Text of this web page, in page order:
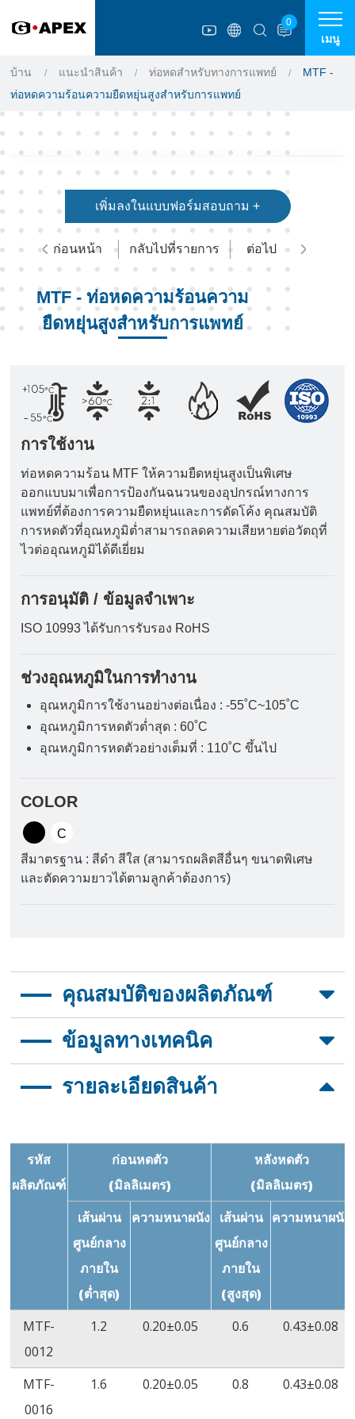
เมนู
0
บ้าน แนะนำสินค้า ท่อหดสำหรับทางการแพทย์
MTF -
ท่อหดความร้อนความยืดหยุ่นสูงสำหรับการแพทย์
เพิ่มลงในแบบฟอร์มสอบถาม +
ก่อนหน้า กลับไปที่รายการ ต่อไป
MTF - ท่อหดความร้อนความ
ยืดหยุ่นสูงสำหรับการแพทย์
การใช้งาน
ท่อหดความร้อน MTF ให้ความยืดหยุ่นสูงเป็นพิเศษ
ออกแบบมาเพื่อการป้องกันฉนวนของอุปกรณ์ทางการ
แพทย์ที่ต้องการความยืดหยุ่นและการดัดโค้ง คุณสมบัติ
การหดตัวที่อุณหภูมิต่ำสามารถลดความเสียหายต่อวัตถุที่
ไวต่ออุณหภูมิได้ดีเยี่ยม
การอนุมัติ / ข้อมูลจำเพาะ
ISO 10993 ได้รับการรับรอง RoHS
ช่วงอุณหภูมิในการทำงาน
อุณหภูมิการใช้งานอย่างต่อเนื่อง : -55˚C~105˚C
อุณหภูมิการหดตัวต่ำสุด : 60˚C
อุณหภูมิการหดตัวอย่างเต็มที่ : 110˚C ขึ้นไป
COLOR
สีมาตรฐาน : สีดำ สีใส (สามารถผลิตสีอื่นๆ ขนาดพิเศษ
และตัดความยาวได้ตามลูกค้าต้องการ)
คุณสมบัติของผลิตภัณฑ์
สามารถหดตัวได้ในอุณหภูมิต่ำ
ลักษณะมีความยืดหยุ่น สีใส
คุณสมบัติทางกายภาพ เคมีและไฟฟ้าที่ดีเยี่ยม
วัสดุห่อด้วยถุงพลาสติกสองชั้น
ได้รับการรับรองมาตรฐาน ISO 10993 และ RoHS
ข้อมูลทางเทคนิค
คุณสมบัติ
มาตรฐานข้อ
ค่าก
การเปลี่ยนแปลงใน
ระยะยาว
-10%~10%
ASTM
D2671
ค่าความเข้มข้น ≥70%
ASTM
ความต้านทานแรง
ดึง
D2671
ปริมาตรสภาพการ
ต้านทานไฟฟ้า
≥10 15Ω•cm
ASTM
≥10
ความคงทนฉนวน
≥19.7kV/mm
ASTM
รายละเอียดสินค้า
รหัส
ผลิตภัณฑ์
ก่อนหดตัว
(มิลลิเมตร)
หลังหดตัว
(มิลลิเมตร)
เส้นผ่าน
ศูนย์กลาง
ภายใน
(ต่ำสุด)
ความหนาผนัง เส้นผ่าน
ศูนย์กลาง
ภายใน
(สูงสุด)
ความหนาผนัง
MTF-
0012
1.2 0.20±0.05 0.6 0.43±0.08
MTF-
0016
1.6 0.20±0.05 0.8 0.43±0.08